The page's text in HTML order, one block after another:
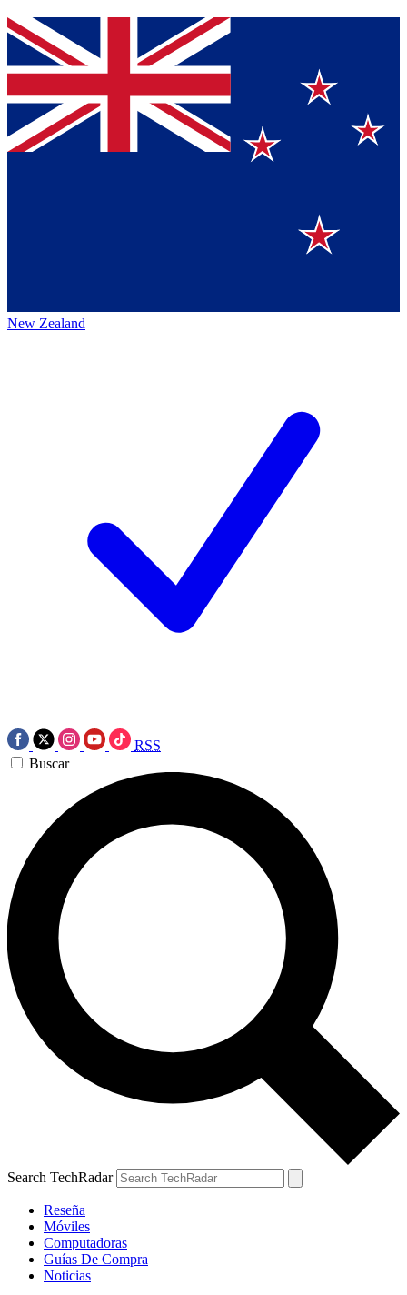
New Zealand
RSS
Buscar
Search TechRadar
Reseña
Móviles
Computadoras
Guías De Compra
Noticias